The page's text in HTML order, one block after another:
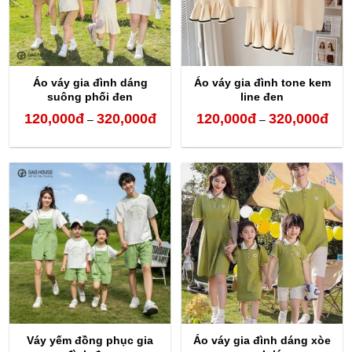
Áo váy gia đình dáng
suông phối đen
120,000đ – 320,000đKhoảng
từ
120,000đ
đến
320,000đ
Áo váy gia đình tone kem
line đen
120,000đ – 320,000đ
từ
đến
Váy yếm đồng phục gia
Áo váy gia đình dáng xòe